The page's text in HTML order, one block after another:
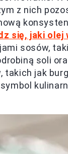
z nich
się, jaki olej
sosów,
soli
takich jak